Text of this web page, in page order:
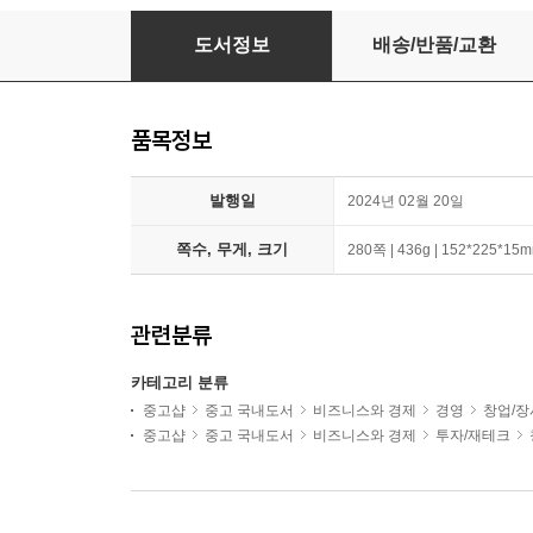
딥테크 스타트업
도서정보 배송/반품/교환
품목정보
발행일 2024년 02월 20일
쪽수, 무게, 크기 280쪽 | 436g |
관련분류
카테고리 분류
중고샵 중고 국내도서 비즈니스와 경제 경영
창업/장
중고샵
중고 국내도서 비즈니스와 경제 투자/재테크